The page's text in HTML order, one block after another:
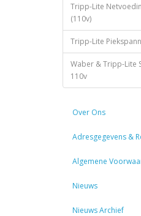
Tripp-Lite
(110v)
Tripp-Lite
Waber & Tripp-Lite
110v
Over Ons
Adresgegevens &
Algemene
Nieuws
Nieuws Archief